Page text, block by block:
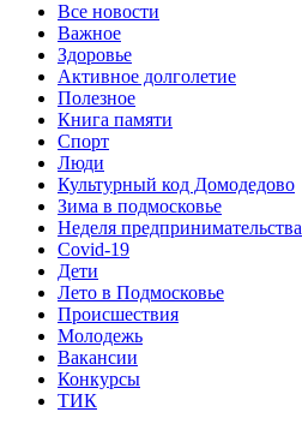
Все новости
Важное
Здоровье
Активное долголетие
Полезное
Книга памяти
Спорт
Люди
Культурный код Домодедово
Зима в подмосковье
Неделя предпринимательства
Covid-19
Дети
Лето в Подмосковье
Происшествия
Молодежь
Вакансии
Конкурсы
ТИК